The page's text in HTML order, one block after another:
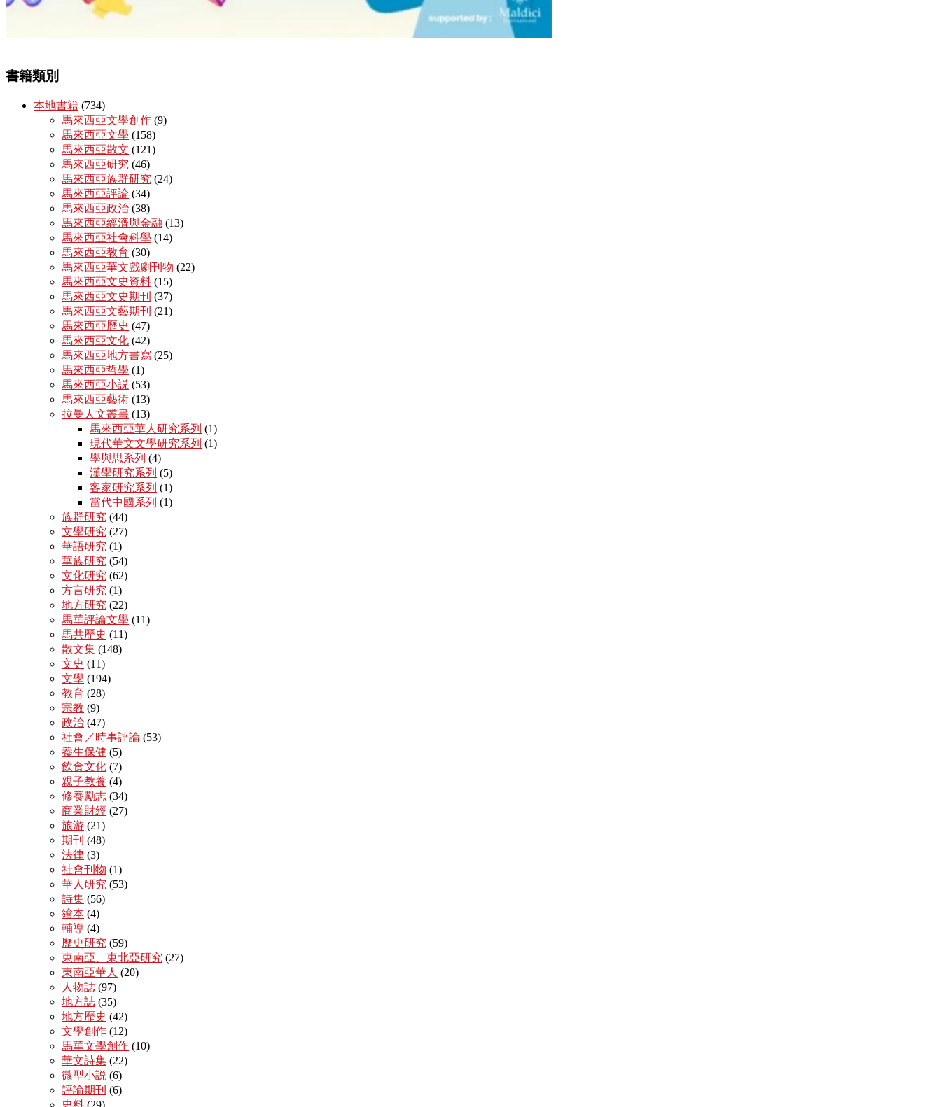
書籍類別
本地書籍 (734)
馬來西亞文學創作 (9)
馬來西亞文學 (158)
馬來西亞散文 (121)
馬來西亞研究 (46)
馬來西亞族群研究 (24)
馬來西亞評論 (34)
馬來西亞政治 (38)
馬來西亞經濟與金融 (13)
馬來西亞社會科學 (14)
馬來西亞教育 (30)
馬來西亞華文戲劇刊物 (22)
馬來西亞文史資料 (15)
馬來西亞文史期刊 (37)
馬來西亞文藝期刊 (21)
馬來西亞歷史 (47)
馬來西亞文化 (42)
馬來西亞地方書寫 (25)
馬來西亞哲學 (1)
馬來西亞小説 (53)
馬來西亞藝術 (13)
拉曼人文叢書 (13)
馬來西亞華人研究系列 (1)
現代華文文學研究系列 (1)
學與思系列 (4)
漢學研究系列 (5)
客家研究系列 (1)
當代中國系列 (1)
族群研究 (44)
文學研究 (27)
華語研究 (1)
華族研究 (54)
文化研究 (62)
方言研究 (1)
地方研究 (22)
馬華評論文學 (11)
馬共歷史 (11)
散文集 (148)
文史 (11)
文學 (194)
教育 (28)
宗教 (9)
政治 (47)
社會／時事評論 (53)
養生保健 (5)
飲食文化 (7)
親子教養 (4)
修養勵志 (34)
商業財經 (27)
旅游 (21)
期刊 (48)
法律 (3)
社會刊物 (1)
華人研究 (53)
詩集 (56)
繪本 (4)
輔導 (4)
歷史研究 (59)
東南亞、東北亞研究 (27)
東南亞華人 (20)
人物誌 (97)
地方誌 (35)
地方歷史 (42)
文學創作 (12)
馬華文學創作 (10)
華文詩集 (22)
微型小説 (6)
評論期刊 (6)
史料 (29)